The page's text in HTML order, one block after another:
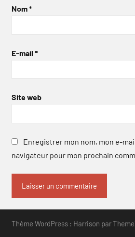
Nom*
E-mail *
Site web
Enregistrer mon nom, mon e-
navigateur pour mon prochain
Thème WordPress : Harrison par